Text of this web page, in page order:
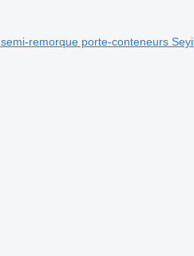
semi-remorque porte-conteneurs